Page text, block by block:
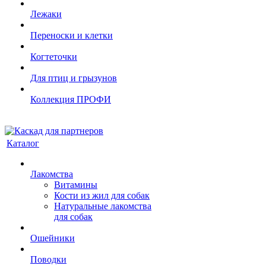
Лежаки
Переноски и клетки
Когтеточки
Для птиц и грызунов
Коллекция ПРОФИ
Каталог
Лакомства
Витамины
Кости из жил для собак
Натуральные лакомства
для собак
Ошейники
Поводки